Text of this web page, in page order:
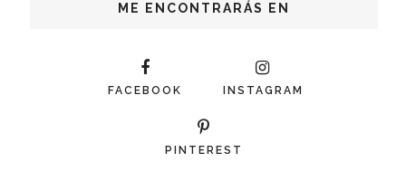
ME ENCONTRARÁS EN
FACEBOOK INSTAGRAM
PINTEREST